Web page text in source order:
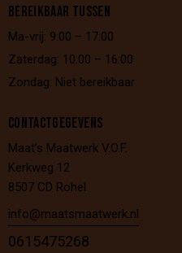
BEREIKBAAR TUSSEN
Ma-vrij: 9:00 – 17:00
Zaterdag: 10:00 – 16:00
Zondag: Niet bereikbaar
CONTACTGEGEVENS
Maat’s Maatwerk V.O.F.
Kerkweg 12
8507 CD Rohel
info@maatsmaatwerk.nl
0615475268